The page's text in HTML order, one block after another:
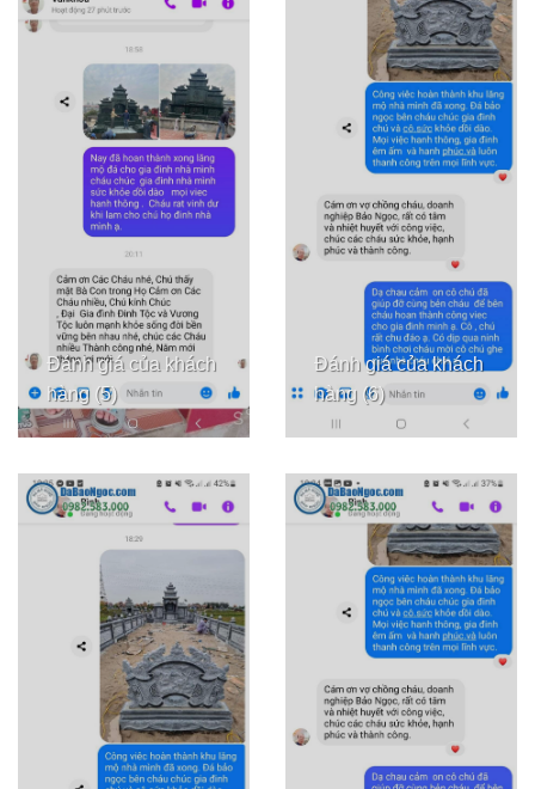
Đánh giá của khách
hàng (5)
Đánh giá của khách
hàng (6)